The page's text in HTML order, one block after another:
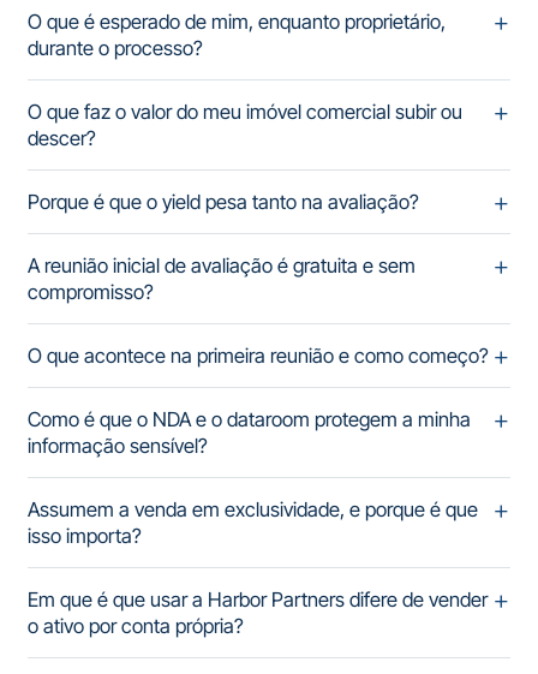
O que é esperado de mim, enquanto proprietário,
durante o processo?
O que faz o valor do meu imóvel comercial subir ou
descer?
Porque é que o yield pesa tanto na avaliação?
A reunião inicial de avaliação é gratuita e sem
compromisso?
O que acontece na primeira reunião e como começo?
Como é que o NDA e o dataroom protegem a minha
informação sensível?
Assumem a venda em exclusividade, e porque é que
isso importa?
Em que é que usar a Harbor Partners difere de vender
o ativo por conta própria?